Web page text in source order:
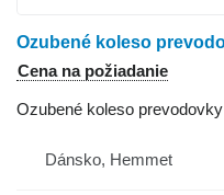
Cena na požiadanie
Ozubené koleso prevodovky
Dánsko, Hemmet